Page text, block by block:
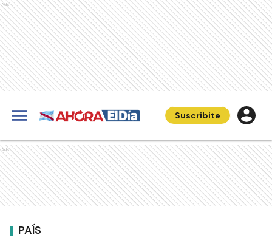
Ads
Suscribite
Ads
PAÍS